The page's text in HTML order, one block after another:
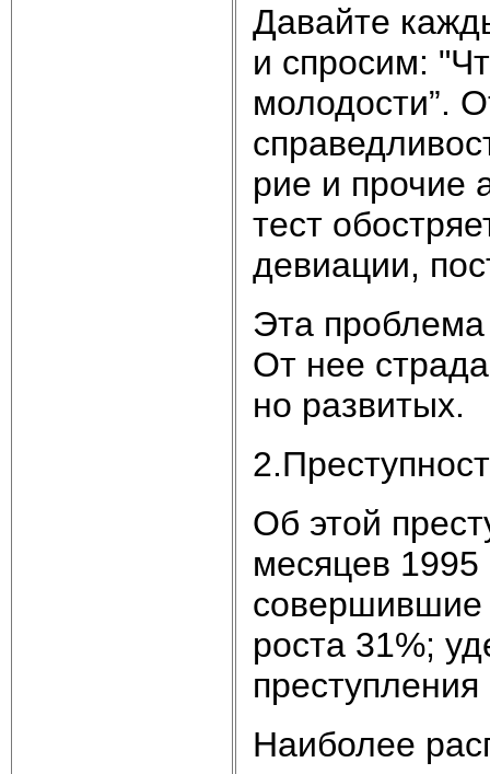
Да­вай­те
и спро­сим:
мо­ло­до­сти”.
рие и про­чие
тест
де­виа­ции,
Эта про­бле­ма
От нее
но раз­ви­тых.
Об этой
ме­ся­цев
со­вер­шив­шие
рос­та 31%;
Наи­бо­лее